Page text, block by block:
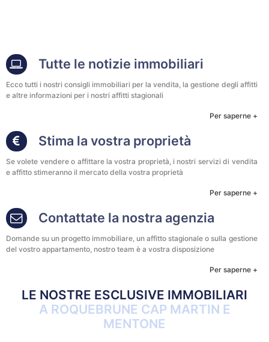
Tutte le notizie immobiliari
Ecco tutti i nostri consigli immobiliari per la vendita, la gestione degli affitti
e altre informazioni per i nostri affitti stagionali
Per saperne +
Stima la vostra proprietà
Se volete vendere o affittare la vostra proprietà, i nostri servizi di vendita
e affitto stimeranno il mercato della vostra proprietà
Per saperne +
Contattate la nostra agenzia
Domande su un progetto immobiliare, un affitto stagionale o sulla gestione
del vostro appartamento, nostro team è a vostra disposizione
Per saperne +
LE NOSTRE ESCLUSIVE IMMOBILIARI
A ROQUEBRUNE CAP MARTIN E
MENTONE